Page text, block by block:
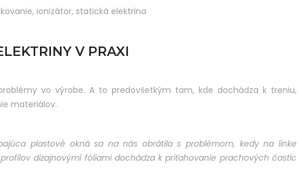
, ionizátor, statická elektrina
V PRAXI
vo výrobe. A to predovšetkým tam, kde dochádza k treniu,
materiálov.
plastové okná sa na nás obrátila s problémom, kedy na linke
dizajnovými fóliami dochádza k priťahovanie prachových častíc